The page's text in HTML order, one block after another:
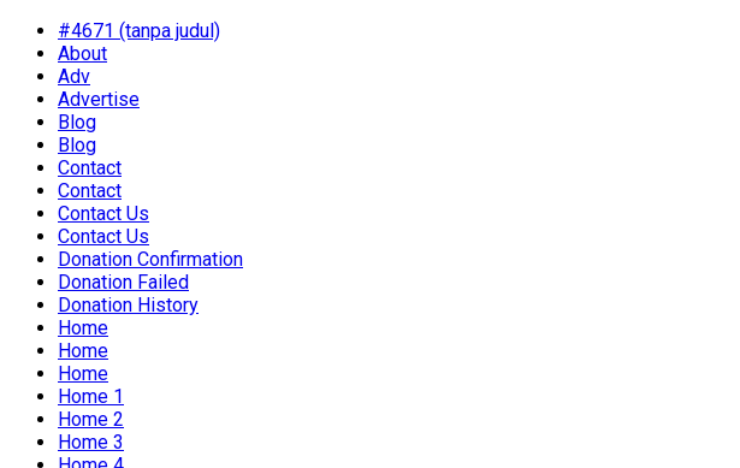
#4671 (tanpa judul)
About
Adv
Advertise
Blog
Blog
Contact
Contact
Contact Us
Contact Us
Donation Confirmation
Donation Failed
Donation History
Home
Home
Home
Home 1
Home 2
Home 3